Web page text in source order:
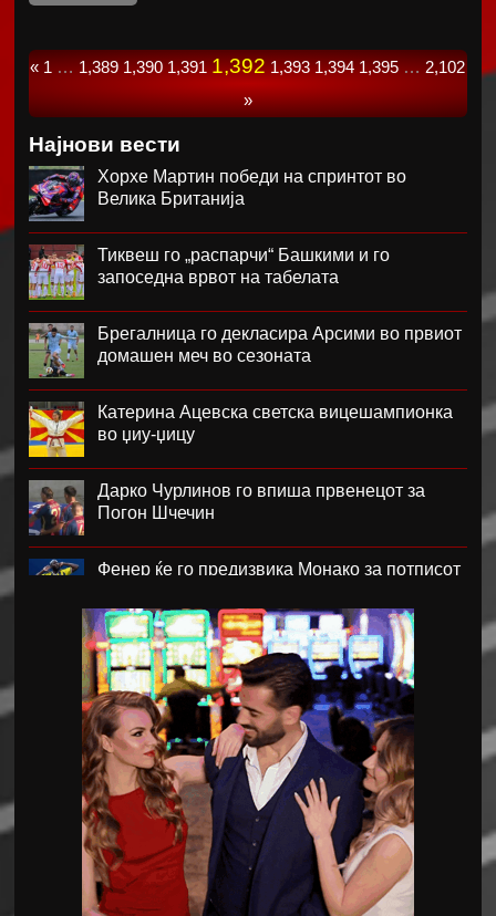
« 1 … 1,389 1,390 1,391 1,392 1,393 1,394 1,395 … 2,102
»
Најнови вести
Хорхе Мартин победи на спринтот во
Велика Британија
Тиквеш го „распарчи“ Башкими и го
запоседна врвот на табелата
Брегалница го декласира Арсими во првиот
домашен меч во сезоната
Катерина Ацевска светска вицешампионка
во џиу-џицу
Дарко Чурлинов го впиша првенецот за
Погон Шчечин
Фенер ќе го предизвика Монако за потписот
Челзи убедливо го надигра Милан во
Австралија
Кенан Јилдиз на листата на желби на
Арсенал
Фисник Аслани не ги мина лекарските
прегледи во РБ Лајпциг
Интер подобар од Јуве во тест меч во Перт